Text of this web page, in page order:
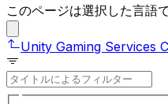
このページは選択した言語
Unity Gaming Services